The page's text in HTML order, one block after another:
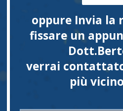
oppure Invia la
fissare un
verrai
più